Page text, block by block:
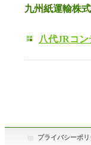
九州紙運輸株
八代JRコ
プライバシーポ